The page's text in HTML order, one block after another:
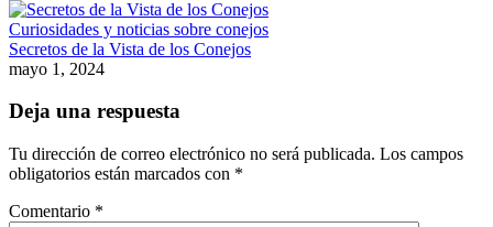
Curiosidades y noticias sobre conejos
Secretos de la Vista de los Conejos
mayo 1, 2024
Deja una respuesta
Tu dirección de correo electrónico no será publicada. Los campos
obligatorios están marcados con *
Comentario *